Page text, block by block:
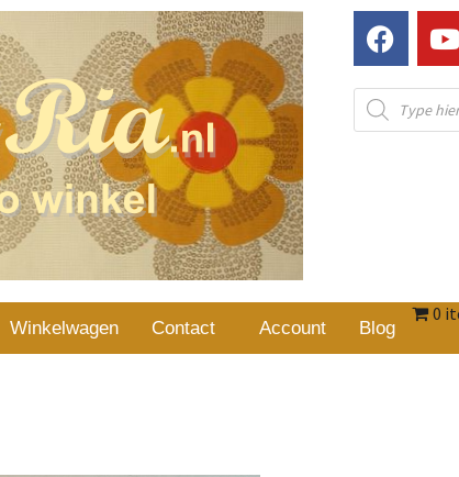
Winkelwagen Contact Account Blog
0